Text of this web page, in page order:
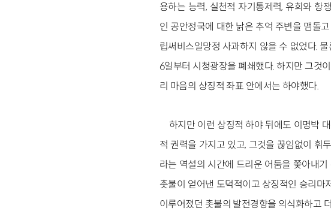
용하는 능력, 실천적 자기통제력, 유희와 항
인 공안정국에 대한 낡은 추억 주변을 맴돌
립써비스일망정 사과하지 않을 수 없었다.
6일부터 시청광장을 폐쇄했다. 하지만 그것
리 마음의 상징적 좌표 안에서는 하야했다.
하지만 이런 상징적 하야 뒤에도 이명박
적 권력을 가지고 있고, 그것을 끊임없이 휘
라는 역설의 시간에 드리운 어둠을 쫓아내
촛불이 얻어낸 도덕적이고 상징적인 승리
이루어졌던 촛불의 발전경향을 의식화하고